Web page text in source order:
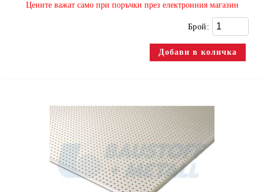
​Цените важат само при поръчки през електронния магазин
Брой: